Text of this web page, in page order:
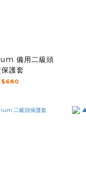
備用二級頭
護套